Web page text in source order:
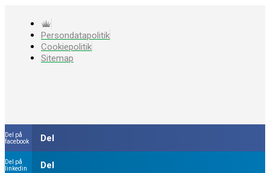
Persondatapolitik
Cookiepolitik
Sitemap
Del på
facebook
Del
Del på
linkedin
Del